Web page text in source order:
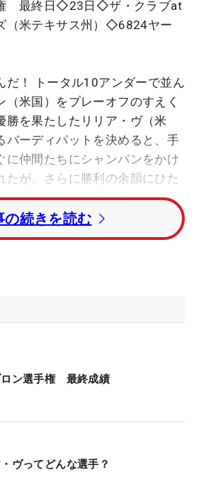
権 最終日◇23日◇ザ・クラブat
（米テキサス州）◇6824ヤー
だ！ トータル10アンダーで並ん
（米国）をプレーオフのすえく
勝を果たしたリリア・ヴ（米
バーディパットを決めると、手
に仲間たちにシャンパンをかけ
たが、さらに勝利の余韻にひた
ースタンドから「GO！GO！」
。
番グリーン横に用意されたジャ
める。そしてともに戦ったキャ
ら、『勝ったらこの池にジャ
思った。でも優勝したら、も
いたわ」
まで米カリフォルニア州・ミッ
われていた今大会の名物。
の続きを読む
ロン選手権 最終成績
ヴってどんな選手？